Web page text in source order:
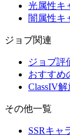
光属性キ
闇属性キ
ジョブ関連
ジョブ評
おすすめ
ClassIV
その他一覧
SSRキャ